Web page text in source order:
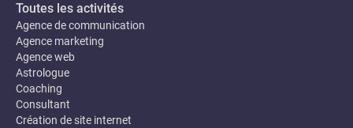
Toutes les activités
Agence de communication
Agence marketing
Agence web
Astrologue
Coaching
Consultant
Création de site internet